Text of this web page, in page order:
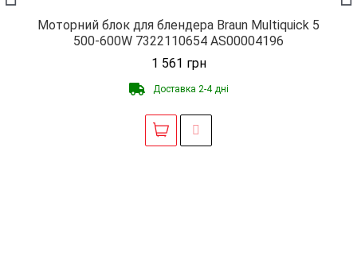
Моторний блок для блендера Braun Multiquick 5
500-600W 7322110654 AS00004196
1 561 грн
Доставка 2-4 дні